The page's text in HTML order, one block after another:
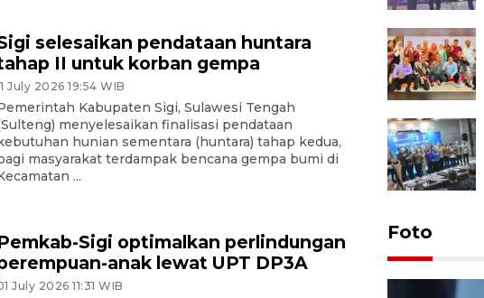
selesaikan pendataan huntara
II untuk korban gempa
July 2026 19:54 WIB
Kabupaten Sigi, Sulawesi Tengah
menyelesaikan finalisasi pendataan
hunian sementara (huntara) tahap kedua,
masyarakat terdampak bencana gempa bumi di
...
Sigi optimalkan perlindungan
anak lewat UPT DP3A
July 2026 11:31 WIB
Foto